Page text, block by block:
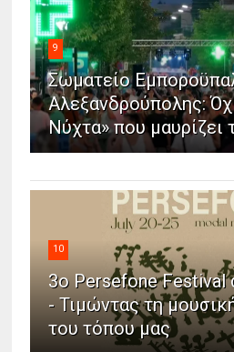
9
Σωματείο
Αλεξανδρούπολης:
Νύχτα» που μαυρίζει
10
3ο Persefone Festival
- Τιμώντας τη
του τόπου μας